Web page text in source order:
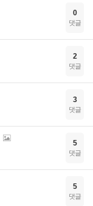
0
댓글
2
댓글
3
댓글
5
댓글
5
댓글